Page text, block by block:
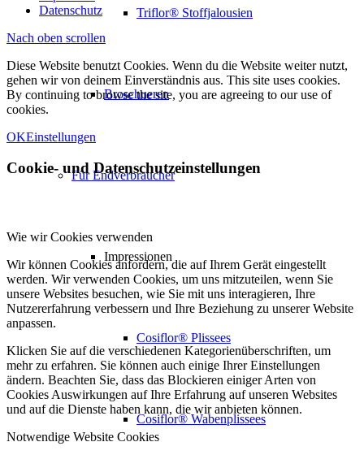
Triflor® Stoffjalousien
Broschueren
Für Endverbraucher
Impressionen
Cosiflor® Plissees
Cosiflor® Wabenplissees
Datenschutz
Nach oben scrollen
Diese Website benutzt Cookies. Wenn du die Website weiter nutzt,
gehen wir von deinem Einverständnis aus. This site uses cookies.
By continuing to browse the site, you are agreeing to our use of
cookies.
OKEinstellungen
Cookie- und Datenschutzeinstellungen
Wie wir Cookies verwenden
Wir können Cookies anfordern, die auf Ihrem Gerät eingestellt
werden. Wir verwenden Cookies, um uns mitzuteilen, wenn Sie
unsere Websites besuchen, wie Sie mit uns interagieren, Ihre
Nutzererfahrung verbessern und Ihre Beziehung zu unserer Website
anpassen.
Klicken Sie auf die verschiedenen Kategorienüberschriften, um
mehr zu erfahren. Sie können auch einige Ihrer Einstellungen
ändern. Beachten Sie, dass das Blockieren einiger Arten von
Cookies Auswirkungen auf Ihre Erfahrung auf unseren Websites
und auf die Dienste haben kann, die wir anbieten können.
Notwendige Website Cookies